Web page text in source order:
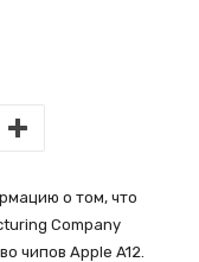
о том, что
Company
чипов Apple A12.